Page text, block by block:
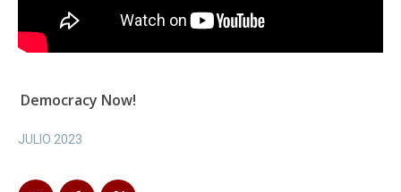
Democracy Now!
JULIO 2023